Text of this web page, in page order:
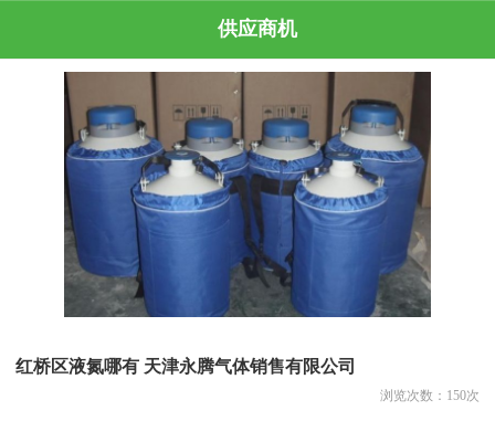
供应商机
红桥区液氮哪有 天津永腾气体销售有限公司
浏览次数： 150次